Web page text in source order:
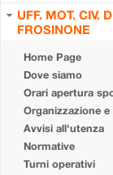
UFF. MOT. CIV.
FROSINONE
Home Page
Dove siamo
Orari apertura
Organizzazione
Avvisi all'utenza
Normative
Turni operativi